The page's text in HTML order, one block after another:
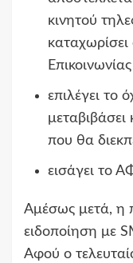
κινητού
επιλέγει το
που θα
εισάγει το
Αμέσως μετά, η
ειδοποίηση με
Αφού ο